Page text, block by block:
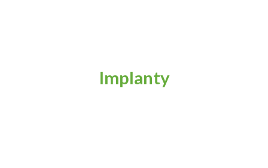
Implanty